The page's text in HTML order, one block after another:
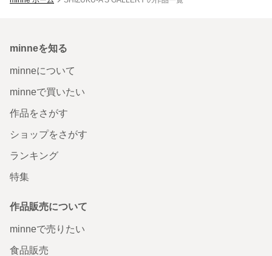
minneを知る
minneについて
minneで買いたい
作品をさがす
ショップをさがす
ランキング
特集
作品販売について
minneで売りたい
食品販売